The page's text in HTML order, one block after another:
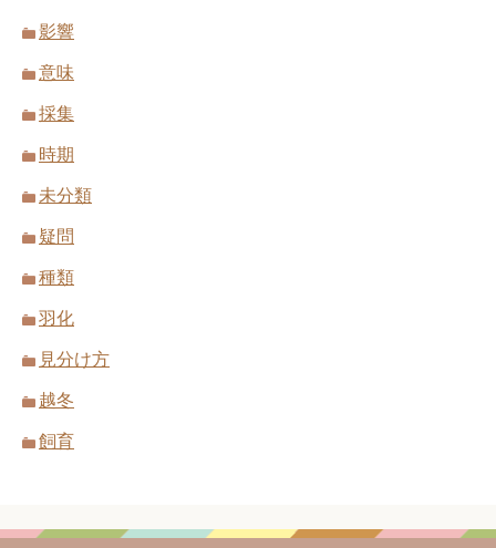
影響
意味
採集
時期
未分類
疑問
種類
羽化
見分け方
越冬
飼育